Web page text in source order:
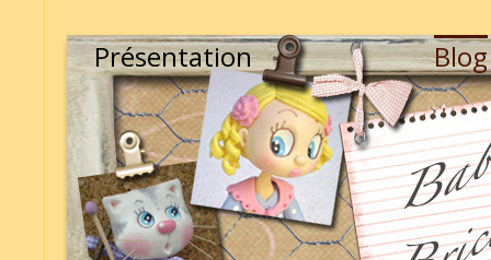
Présentation Blog